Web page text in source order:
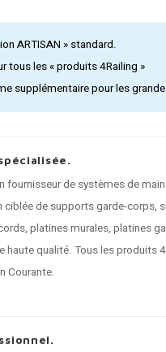
ARTISAN » standard.
tous les « produits 4Railing »
supplémentaire pour les
fournisseur de systèmes de
de supports garde-
platines murales, platines
qualité. Tous les produits
Courante.